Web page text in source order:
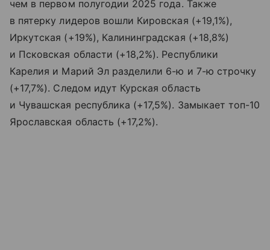
чем в первом полугодии 2025 года. Также
в пятерку лидеров вошли Кировская (+19,1%),
Иркутская (+19%), Калининградская (+18,8%)
и Псковская области (+18,2%). Республики
Карелия и Марий Эл разделили 6-ю и 7-ю строчку
(+17,7%). Следом идут Курская область
и Чувашская республика (+17,5%). Замыкает топ-10
Ярославская область (+17,2%).